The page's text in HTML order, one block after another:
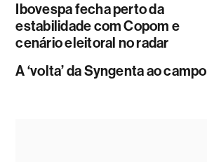
Ibovespa fecha perto da
estabilidade com Copom e
cenário eleitoral no radar
A ‘volta’ da Syngenta ao campo